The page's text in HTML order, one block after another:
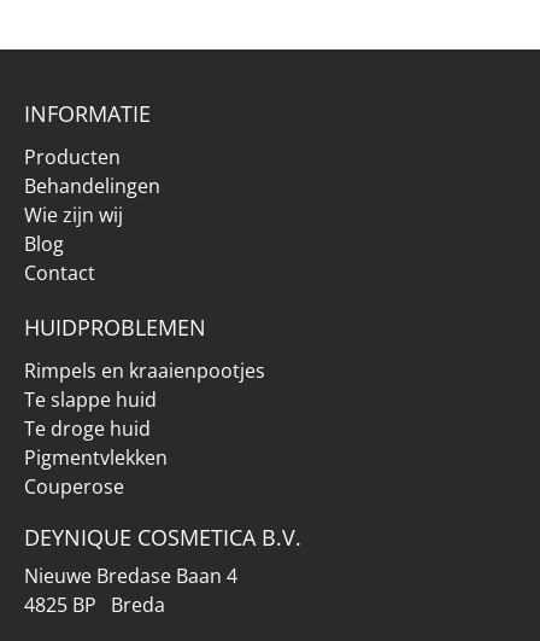
INFORMATIE
Producten
Behandelingen
Wie zijn wij
Blog
Contact
HUIDPROBLEMEN
Rimpels en kraaienpootjes
Te slappe huid
Te droge huid
Pigmentvlekken
Couperose
DEYNIQUE COSMETICA B.V.
Nieuwe Bredase Baan 4
4825 BP Breda